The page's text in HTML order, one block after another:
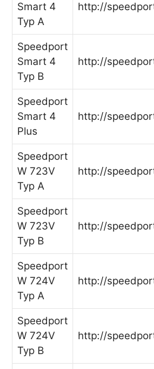
Smart 4
Typ A
http://
Speedport
Smart 4
Typ B
http://
Speedport
Smart 4
Plus
http://
Speedport
W 723V
Typ A
http://
Speedport
W 723V
Typ B
http://
Speedport
W 724V
Typ A
http://
Speedport
W 724V
Typ B
http://